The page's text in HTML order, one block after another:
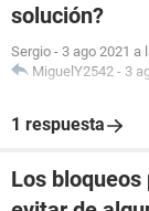
solución?
Sergio - 3 ago 2021 a
MiguelY2542 - 3
1 respuesta
Los bloqueos